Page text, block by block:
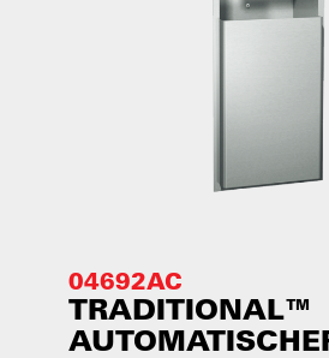
04692AC
TRADITIONAL™